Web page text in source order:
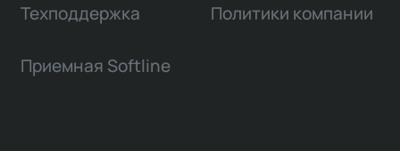
Техподдержка Политики компании
Приемная Softline